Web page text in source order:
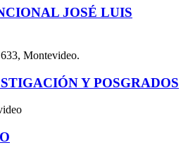
JOSÉ LUIS
Montevideo.
Y POSGRADOS